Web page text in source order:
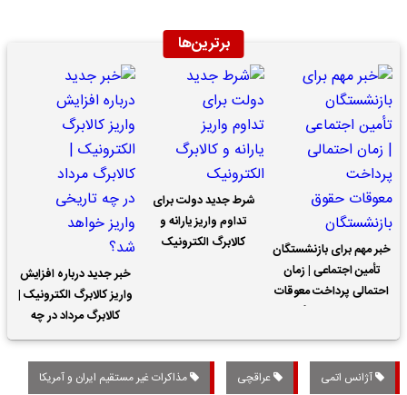
برترین‌ها
خبر مهم برای بازنشستگان
تأمین اجتماعی | زمان
احتمالی پرداخت معوقات
شرط جدید دولت برای
تداوم واریز یارانه و
کالابرگ الکترونیک
خبر جدید درباره افزایش
واریز کالابرگ الکترونیک |
کالابرگ مرداد در چه
تاریخی واریز خواهد شد؟
آژانس اتمی عراقچی مذاکرات غیر مستقیم ایران و آمریکا